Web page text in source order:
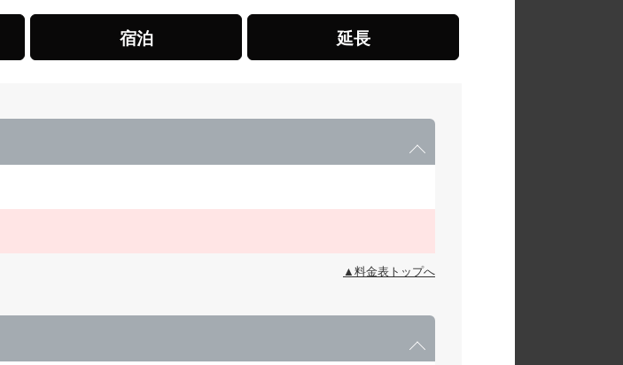
宿泊 延長
▲料金表トップへ